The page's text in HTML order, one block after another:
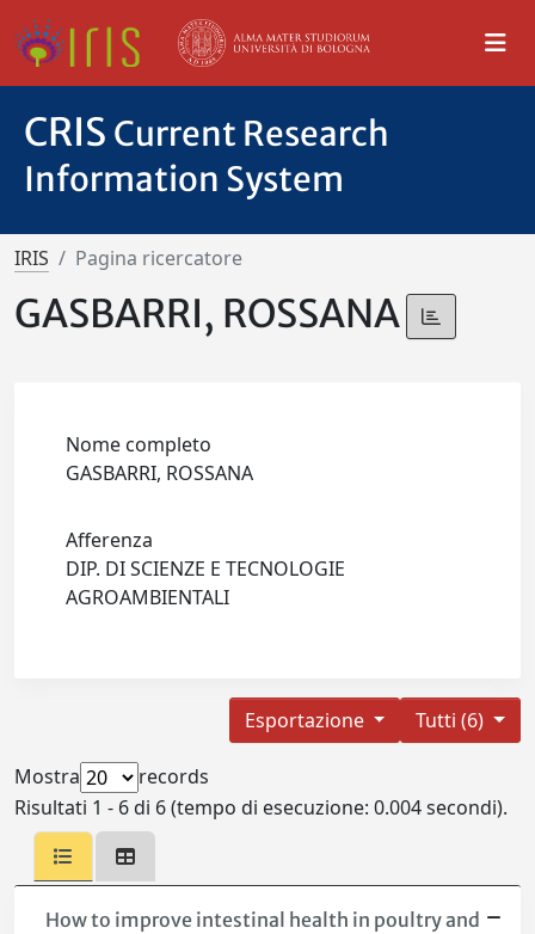
CRIS Current Research
Information System
IRIS Pagina ricercatore
GASBARRI, ROSSANA
Nome completo
GASBARRI, ROSSANA
Afferenza
DIP. DI SCIENZE E TECNOLOGIE
AGROAMBIENTALI
Tutti (6)
Esportazione
Mostra
records
Risultati 1 - 6 di 6 (tempo di esecuzione: 0.004 secondi).
How to improve intestinal health in poultry and